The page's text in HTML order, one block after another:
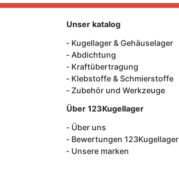
Unser katalog
Kugellager & Gehäuselager
Abdichtung
Kraftübertragung
Klebstoffe & Schmierstoffe
Zubehör und Werkzeuge
Über 123Kugellager
Über uns
Bewertungen 123Kugellager
Unsere marken